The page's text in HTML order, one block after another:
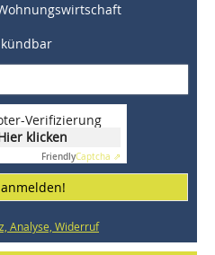
Verifizierung
klicken
FriendlyCaptcha ⇗
Analyse, Widerruf